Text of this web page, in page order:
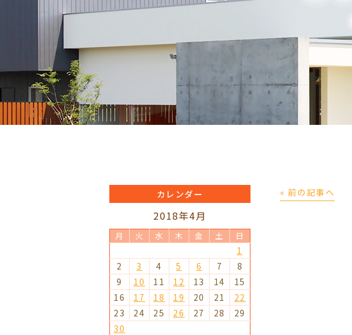
« 前の記事へ
カレンダー
2018年4月
月 火 水 木 金 土 日
1
2
3 4 5 6 7
8
9
10 11 12 13 14
15
16
17 18 19 20 21
22
23
24 25 26 27 28
29
30